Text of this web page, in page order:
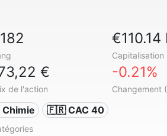
€110.14
Capitalisation
€
de l'action
-0.21%
Changement
Chimie 🇫🇷 CAC 40